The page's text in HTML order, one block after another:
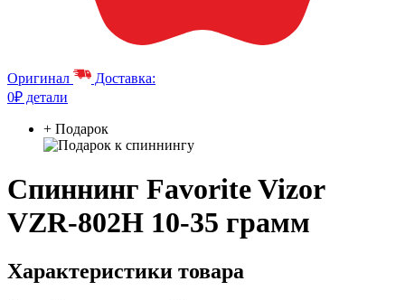
Оригинал
Доставка:
0₽ детали
+ Подарок
Спиннинг Favorite Vizor
VZR-802H 10-35 грамм
Характеристики товара